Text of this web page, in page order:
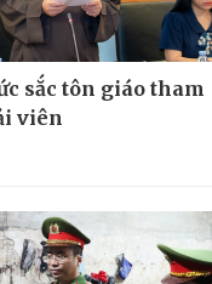
sắc tôn giáo tham
viên